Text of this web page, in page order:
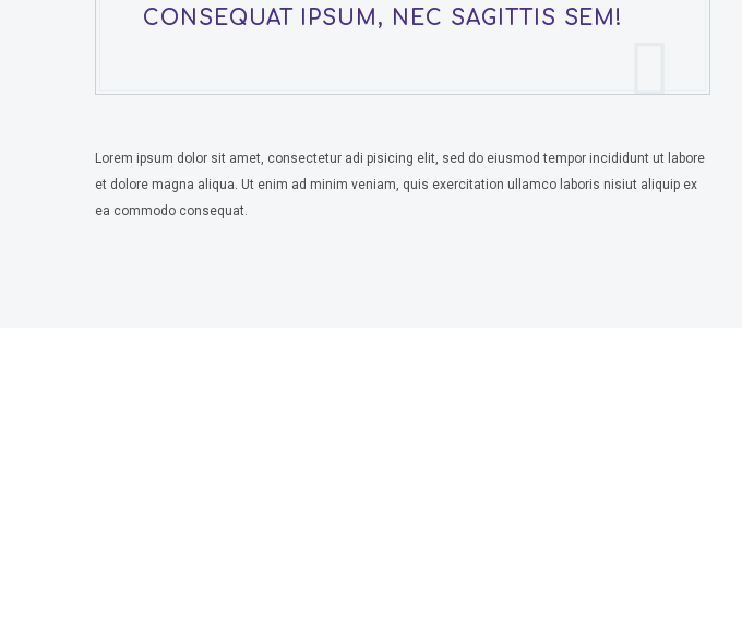
CONSEQUAT IPSUM, NEC SAGITTIS SEM!
Lorem ipsum dolor sit amet, consectetur adi pisicing elit, sed do eiusmod tempor incididunt ut labore
et dolore magna aliqua. Ut enim ad minim veniam, quis exercitation ullamco laboris nisiut aliquip ex
ea commodo consequat.